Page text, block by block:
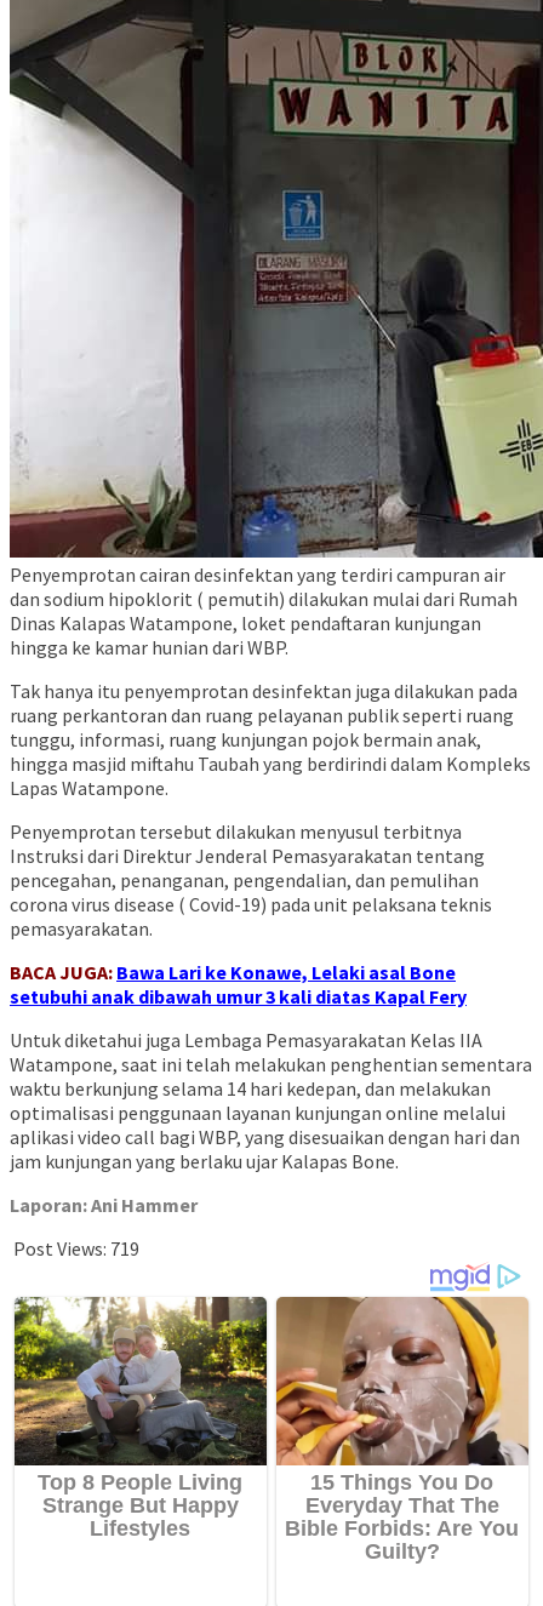
Penyemprotan cairan desinfektan yang terdiri campuran air
dan sodium hipoklorit ( pemutih) dilakukan mulai dari Rumah
Dinas Kalapas Watampone, loket pendaftaran kunjungan
hingga ke kamar hunian dari WBP.
Tak hanya itu penyemprotan desinfektan juga dilakukan pada
ruang perkantoran dan ruang pelayanan publik seperti ruang
tunggu, informasi, ruang kunjungan pojok bermain anak,
hingga masjid miftahu Taubah yang berdirindi dalam Kompleks
Lapas Watampone.
Penyemprotan tersebut dilakukan menyusul terbitnya
Instruksi dari Direktur Jenderal Pemasyarakatan tentang
pencegahan, penanganan, pengendalian, dan pemulihan
corona virus disease ( Covid-19) pada unit pelaksana teknis
pemasyarakatan.
BACA JUGA: Bawa Lari ke Konawe, Lelaki asal Bone
setubuhi anak dibawah umur 3 kali diatas Kapal Fery
Untuk diketahui juga Lembaga Pemasyarakatan Kelas IIA
Watampone, saat ini telah melakukan penghentian sementara
waktu berkunjung selama 14 hari kedepan, dan melakukan
optimalisasi penggunaan layanan kunjungan online melalui
aplikasi video call bagi WBP, yang disesuaikan dengan hari dan
jam kunjungan yang berlaku ujar Kalapas Bone.
Laporan: Ani Hammer
Post Views: 719